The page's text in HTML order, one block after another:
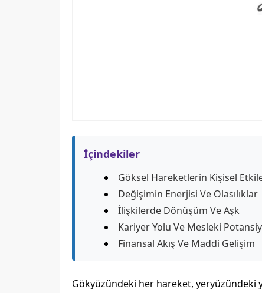
İçindekiler
Göksel Hareketlerin Kişisel
Değişimin Enerjisi Ve Olasılıklar
İlişkilerde Dönüşüm Ve Aşk
Kariyer Yolu Ve Mesleki
Finansal Akış Ve Maddi Gelişim
Gökyüzündeki her hareket, yeryüzündeki